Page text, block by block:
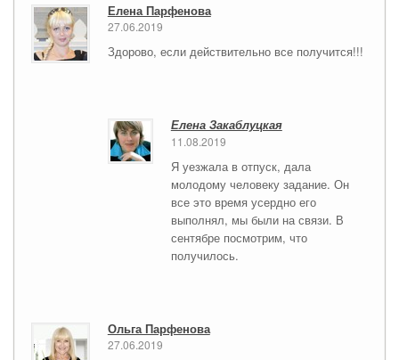
Елена Парфенова
27.06.2019
Здорово, если действительно все получится!!!
Елена Закаблуцкая
11.08.2019
Я уезжала в отпуск, дала
молодому человеку задание. Он
все это время усердно его
выполнял, мы были на связи. В
сентябре посмотрим, что
получилось.
Ольга Парфенова
27.06.2019